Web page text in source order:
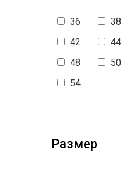
36 38
42
44
48
50
54
Размер